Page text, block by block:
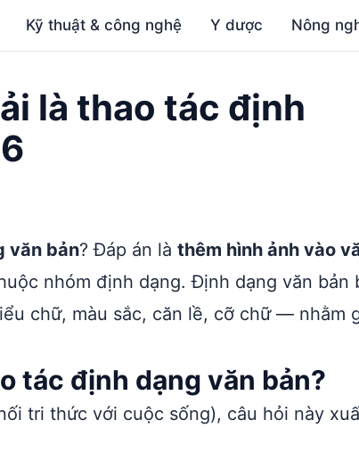
Kỹ thuật & công nghệ Y dược Nông
là thao tác định
văn bản? Đáp án là thêm hình ảnh vào
nhóm định dạng. Định dạng văn bản
chữ, màu sắc, căn lề, cỡ chữ — nhằm
tác định dạng văn bản?
tri thức với cuộc sống), câu hỏi này